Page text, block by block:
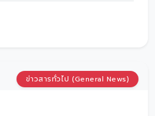
Vorachak Yont โตโยต้า
พ.ค.69 เวลา 22:00 น.📍หาก
ข่าวสารทั่วไป (General News)